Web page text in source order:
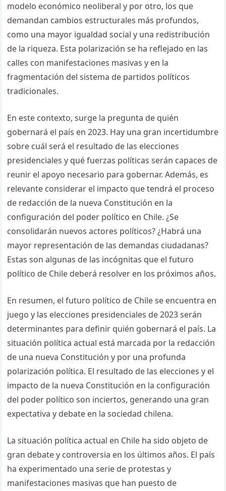
modelo económico neoliberal y por otro, los que
demandan cambios estructurales más profundos,
como una mayor igualdad social y una redistribución
de la riqueza. Esta polarización se ha reflejado en las
calles con manifestaciones masivas y en la
fragmentación del sistema de partidos políticos
tradicionales.
En este contexto, surge la pregunta de quién
gobernará el país en 2023. Hay una gran incertidumbre
sobre cuál será el resultado de las elecciones
presidenciales y qué fuerzas políticas serán capaces de
reunir el apoyo necesario para gobernar. Además, es
relevante considerar el impacto que tendrá el proceso
de redacción de la nueva Constitución en la
configuración del poder político en Chile. ¿Se
consolidarán nuevos actores políticos? ¿Habrá una
mayor representación de las demandas ciudadanas?
Estas son algunas de las incógnitas que el futuro
político de Chile deberá resolver en los próximos años.
En resumen, el futuro político de Chile se encuentra en
juego y las elecciones presidenciales de 2023 serán
determinantes para definir quién gobernará el país. La
situación política actual está marcada por la redacción
de una nueva Constitución y por una profunda
polarización política. El resultado de las elecciones y el
impacto de la nueva Constitución en la configuración
del poder político son inciertos, generando una gran
expectativa y debate en la sociedad chilena.
La situación política actual en Chile ha sido objeto de
gran debate y controversia en los últimos años. El país
ha experimentado una serie de protestas y
manifestaciones masivas que han puesto de